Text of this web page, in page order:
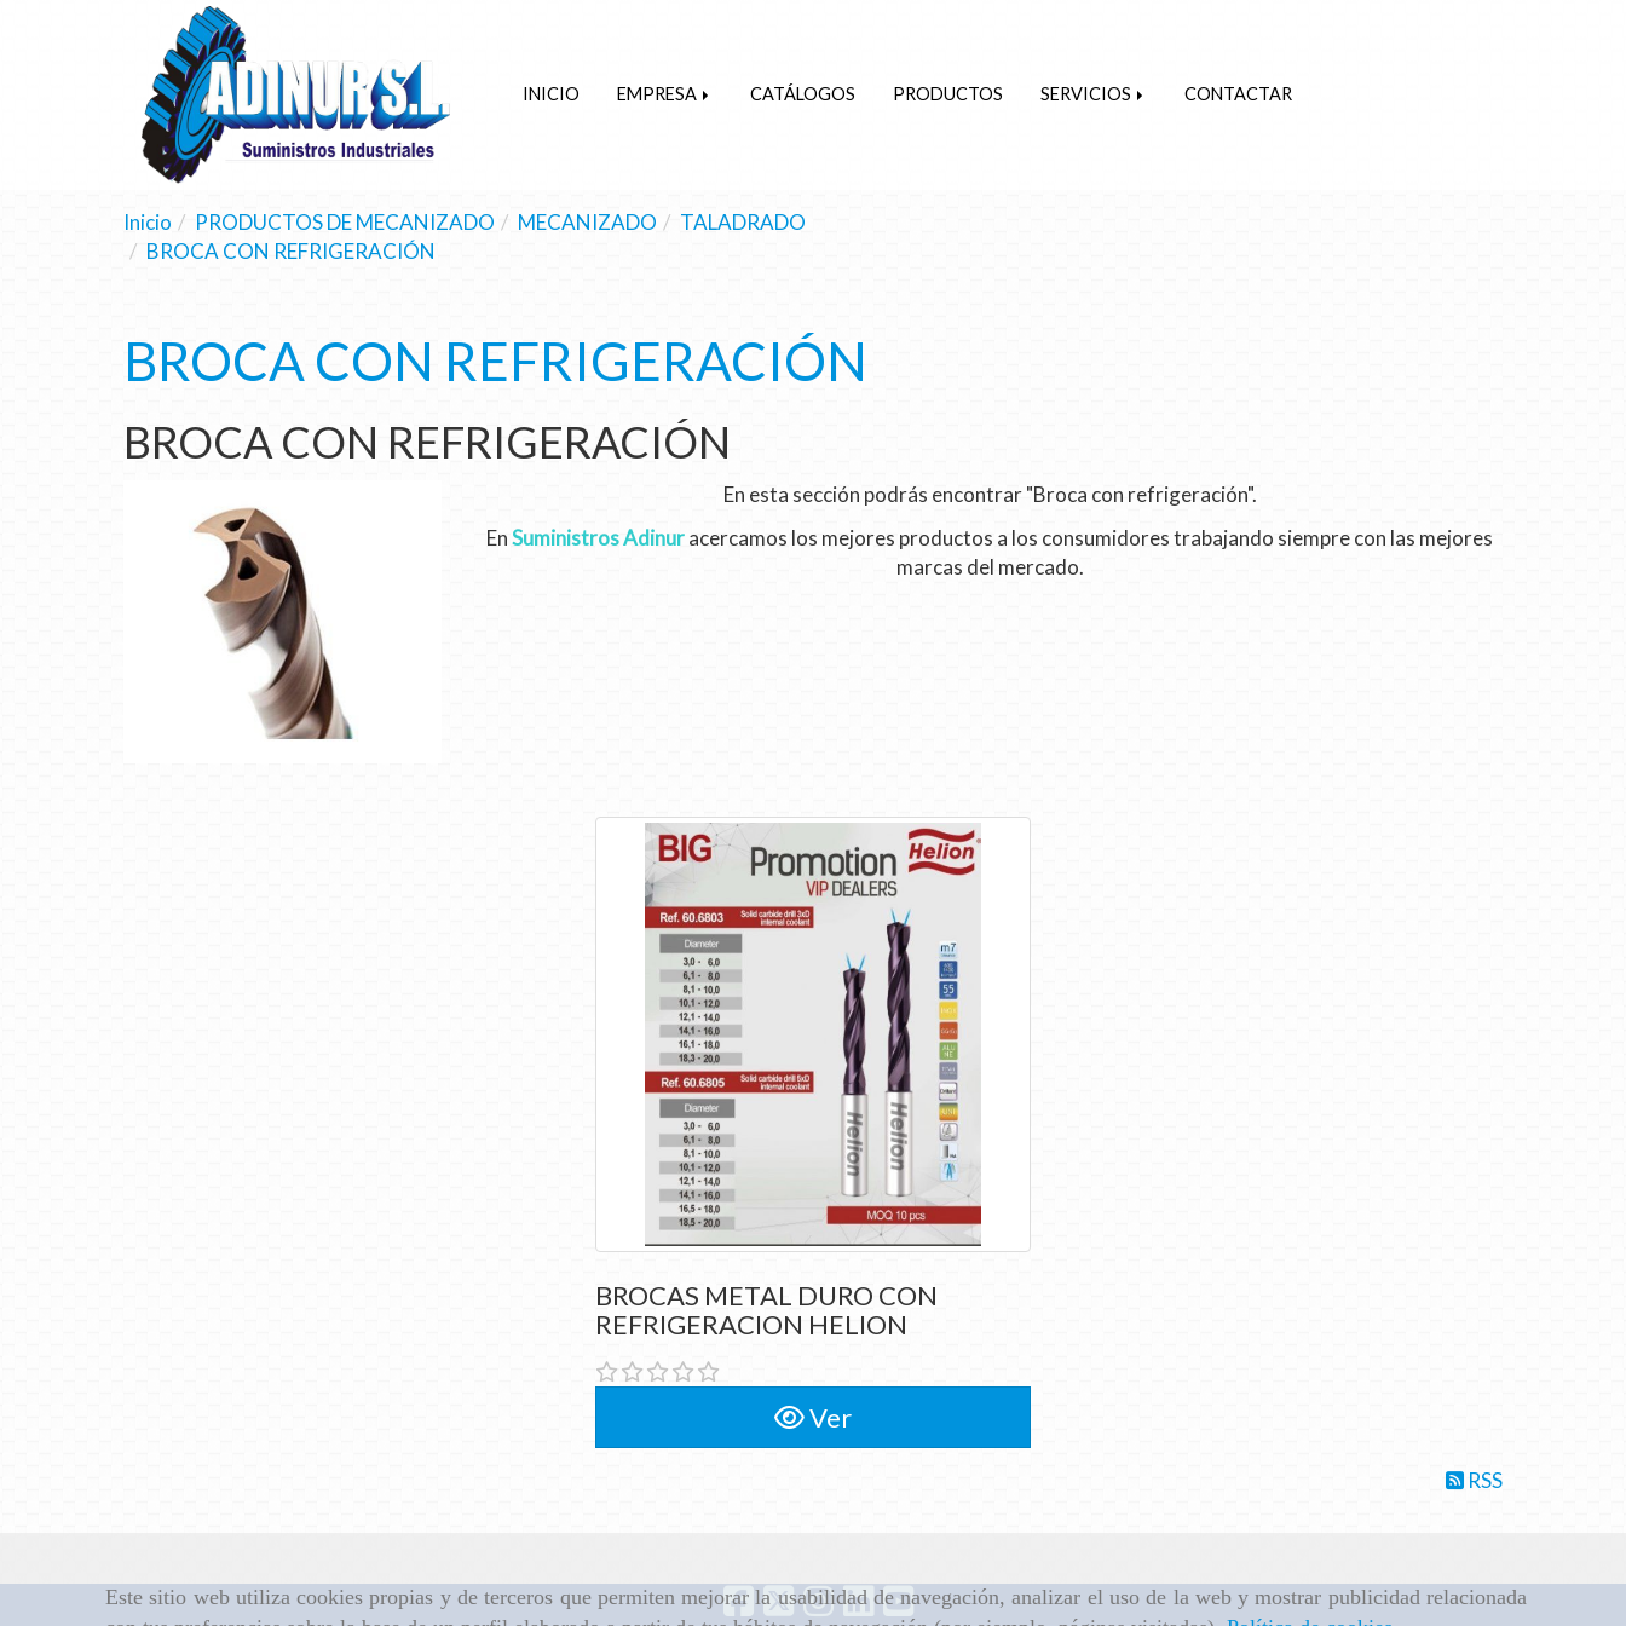
Este sitio web utiliza cookies propias y de terceros que permiten mejorar la usabilidad de navegación, analizar el uso de la web y mostrar publicidad relacionada
INICIO EMPRESA CATÁLOGOS PRODUCTOS SERVICIOS CONTACTAR
Inicio PRODUCTOS DE MECANIZADO MECANIZADO
TALADRADO
BROCA CON REFRIGERACIÓN
BROCA CON REFRIGERACIÓN
BROCA CON REFRIGERACIÓN
En esta sección podrás encontrar "Broca con refrigeración".
EnSuministros Adinuracercamos los mejores productos a los consumidores trabajando siempre con las mejores
marcas del mercado.
BROCAS METAL DURO CON
REFRIGERACION HELION
BROCAS METAL DURO CON
REFRIGERACION HELION
Ver
RSS